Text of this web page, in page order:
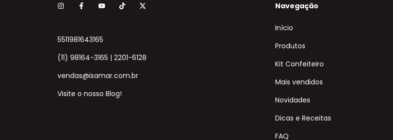
5511981643165
(11) 98164-3165 | 2201-6128
vendas@isamar.com.br
Visite o nosso Blog!
Navegação
Início
Produtos
Kit Confeiteiro
Mais vendidos
Novidades
Dicas e Receitas
FAQ